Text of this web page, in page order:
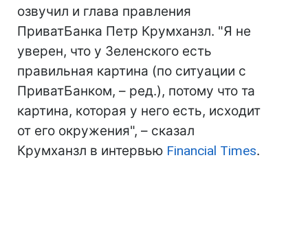
озвучил и глава правления
ПриватБанка Петр Крумханзл. "Я не
уверен, что у Зеленского есть
правильная картина (по ситуации с
ПриватБанком, – ред.), потому что та
картина, которая у него есть, исходит
от его окружения", – сказал
Крумханзл в интервью Financial Times.